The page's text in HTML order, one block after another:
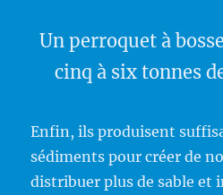
Un perroquet à
cinq à six tonnes
Enfin, ils produisent
sédiments pour créer de
distribuer plus de sable et